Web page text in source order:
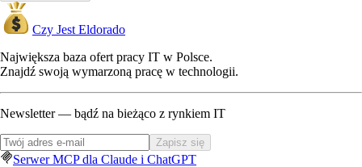
Czy Jest Eldorado
Największa baza ofert pracy IT w Polsce.
Znajdź swoją wymarzoną pracę w technologii.
Newsletter — bądź na bieżąco z rynkiem IT
Zapisz się
Serwer MCP dla Claude i ChatGPT